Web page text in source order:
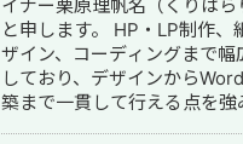
可能業務 ・複雑な業務システ
開発 ・AI導入コンサル、業務
の自動化 ・新規事業・SaaS
支援（構想〜PMF検証） ・
を活用した開発支援 ■その他 初回は無
料AI診断／無料モック作成／
イナー栗原理帆名（くりはら
と申します。 HP・LP制作、紙媒体デ
ザイン、コーディングまで幅
しており、デザインから
築まで一貫して行える点を強